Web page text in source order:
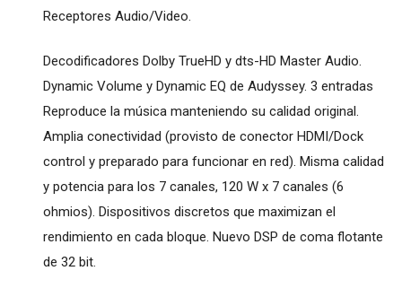
Receptores Audio/Video.
Decodificadores Dolby TrueHD y dts-HD Master Audio.
Dynamic Volume y Dynamic EQ de Audyssey. 3 entradas
Reproduce la música manteniendo su calidad original.
Amplia conectividad (provisto de conector HDMI/Dock
control y preparado para funcionar en red). Misma calidad
y potencia para los 7 canales, 120 W x 7 canales (6
ohmios). Dispositivos discretos que maximizan el
rendimiento en cada bloque. Nuevo DSP de coma flotante
de 32 bit.